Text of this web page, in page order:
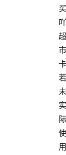
买
吖
超
市
卡
若
未
实
际
使
用